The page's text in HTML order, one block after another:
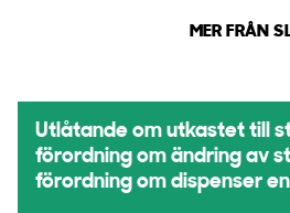
MER FRÅN
Utlåtande om utkastet till
förordning om ändring av
förordning om dispenser